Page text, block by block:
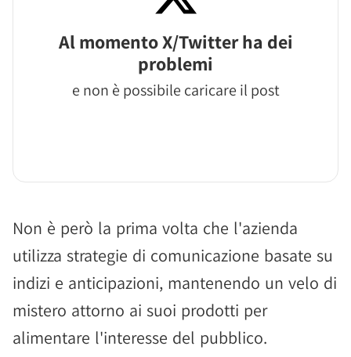
Al momento X/Twitter ha dei
problemi
e non è possibile caricare il post
Non è però la prima volta che l'azienda
utilizza strategie di comunicazione basate su
indizi e anticipazioni, mantenendo un velo di
mistero attorno ai suoi prodotti per
alimentare l'interesse del pubblico.